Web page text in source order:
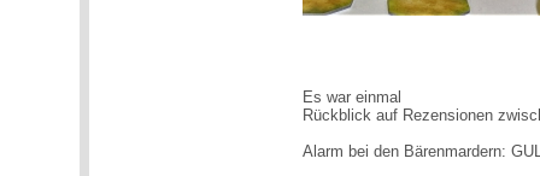
Es war einmal
Rückblick auf Rezensionen
Alarm bei den Bärenmardern: